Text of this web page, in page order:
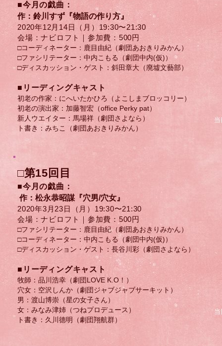
■今月の戯曲：
作：鈴川すず『物語の作り方』
2020年12月14日（月）​19:30〜21:30
会場：ナビロフト｜参加費：500円
□コーディネーター：鹿目由紀（劇団あおきりみかん）
□ファシリテーター：中内こもる（劇団中内(仮)）
□ディスカッション・ゲスト： ​斜田章大（廃墟文藝部）
​■リーディングキャスト
初老の作家：にへいたかひろ（よこしまブロッコリー）
初老の演出家：加藤智宏（office Perky pat）
新人ウエイター：馬場祥（劇団さよなら）
ト書き：みちこ（劇団あおきりみかん）
□第15回目
■今月の戯曲：
作：松永恭昭謀『穴男/穴女』
2020年3月23日（月）​19:30〜21:30
会場：ナビロフト｜参加費：500円
□ファシリテーター：鹿目由紀（劇団あおきりみかん）
□コーディネーター：中内こもる（劇団中内(仮)）
□ディスカッション・ゲスト：​長谷川彩（劇団さよなら）
​■リーディングキャスト
牧師：品川浩幸（劇団LOVE K.O！）
穴女：空沢しんか（劇団ジャブジャブサーキット）
男：渡山博崇（星の女子さん）
女：みなみ津姉（つねプロデュース）
ト書き：久川德明（劇団翔航群）